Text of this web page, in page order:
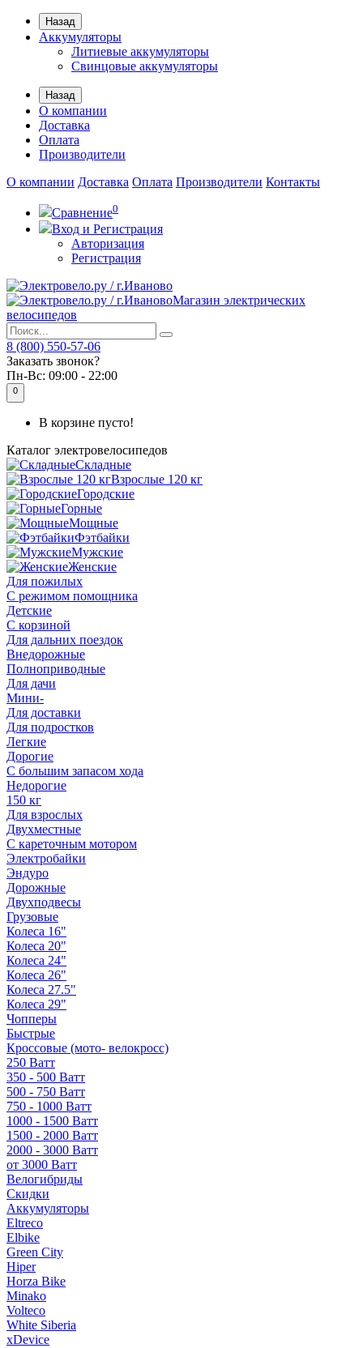
Назад
Аккумуляторы
Литиевые аккумуляторы
Свинцовые аккумуляторы
Назад
О компании
Доставка
Оплата
Производители
О компании Доставка Оплата Производители Контакты
Сравнение0
Вход и Регистрация
Авторизация
Регистрация
Магазин электрических
велосипедов
8 (800) 550-57-06
Заказать звонок?
Пн-Вс: 09:00 - 22:00
0
В корзине пусто!
Каталог электровелосипедов
Складные
Взрослые 120 кг
Городские
Горные
Мощные
Фэтбайки
Мужские
Женские
Для пожилых
С режимом помощника
Детские
С корзиной
Для дальних поездок
Внедорожные
Полноприводные
Для дачи
Мини-
Для доставки
Для подростков
Легкие
Дорогие
С большим запасом хода
Недорогие
150 кг
Для взрослых
Двухместные
С кареточным мотором
Электробайки
Эндуро
Дорожные
Двухподвесы
Грузовые
Колеса 16"
Колеса 20"
Колеса 24"
Колеса 26"
Колеса 27.5"
Колеса 29"
Чопперы
Быстрые
Кроссовые (мото- велокросс)
250 Ватт
350 - 500 Ватт
500 - 750 Ватт
750 - 1000 Ватт
1000 - 1500 Ватт
1500 - 2000 Ватт
2000 - 3000 Ватт
от 3000 Ватт
Велогибриды
Скидки
Аккумуляторы
Eltreco
Elbike
Green City
Hiper
Horza Bike
Minako
Volteco
White Siberia
xDevice